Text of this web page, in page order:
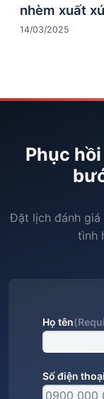
nhèm xuất
14/03/2025
Phục
Đặt lịch đánh giá
tình
Họ tên
Số điện thoại